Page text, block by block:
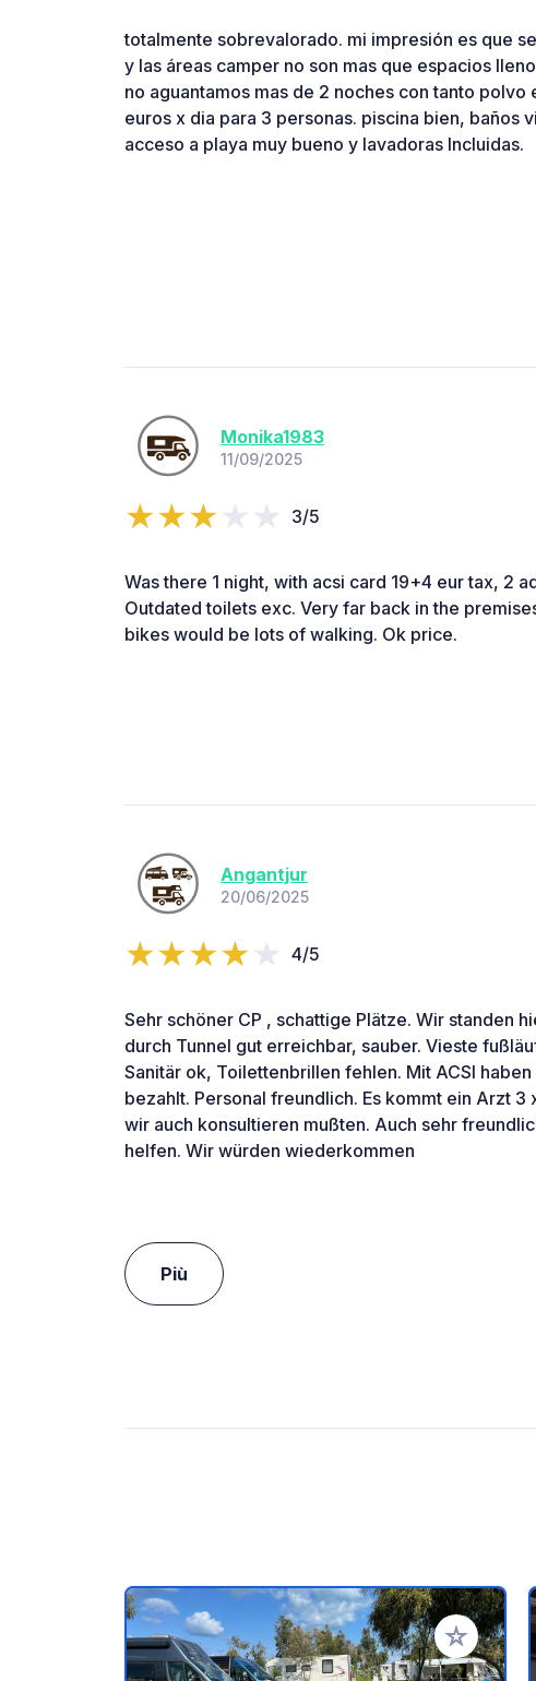
totalmente sobrevalorado. mi impresión es que
y las áreas camper no son mas que espacios
no aguantamos mas de 2 noches con tanto polvo
euros x dia para 3 personas. piscina bien, baños
acceso a playa muy bueno y lavadoras Incluidas.
Monika1983
11/09/2025
3/5
Was there 1 night, with acsi card 19+4 eur tax, 2
Outdated toilets exc. Very far back in the
bikes would be lots of walking. Ok price.
Angantjur
20/06/2025
4/5
Sehr schöner CP , schattige Plätze. Wir standen
durch Tunnel gut erreichbar, sauber. Vieste
Sanitär ok, Toilettenbrillen fehlen. Mit ACSI
bezahlt. Personal freundlich. Es kommt ein Arzt 3
wir auch konsultieren mußten. Auch sehr
helfen. Wir würden wiederkommen
Più
Aggiungi ai